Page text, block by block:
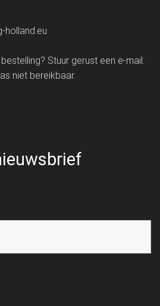
holland.eu
Stuur gerust een e-mail.
niet bereikbaar.